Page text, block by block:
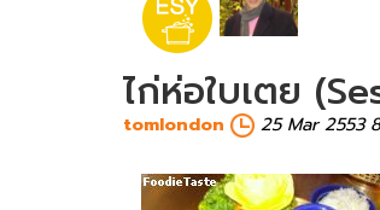
ไก่ห่อใบเตย
tomlondon 25 Mar 2553